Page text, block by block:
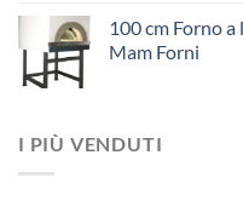
100 cm Forno
Mam Forni
I PIÙ VENDUTI